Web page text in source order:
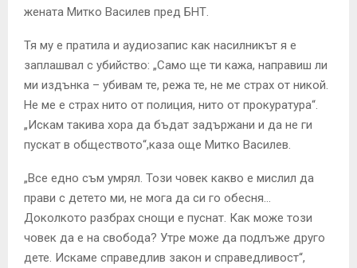
жената Митко Василев пред БНТ.
Тя му е пратила и аудиозапис как насилникът я е
заплашвал с убийство: „Само ще ти кажа, направиш ли
ми издънка – убивам те, режа те, не ме страх от никой.
Не ме е страх нито от полиция, нито от прокуратура“.
„Искам такива хора да бъдат задържани и да не ги
пускат в обществото“,каза още Митко Василев.
„Все едно съм умрял. Този човек какво е мислил да
прави с детето ми, не мога да си го обесня…
Доколкото разбрах снощи е пуснат. Как може този
човек да е на свобода? Утре може да подлъже друго
дете. Искаме справедлив закон и справедливост“,